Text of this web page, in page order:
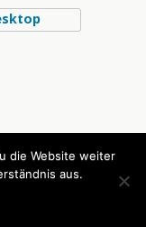
die Website weiter
aus.